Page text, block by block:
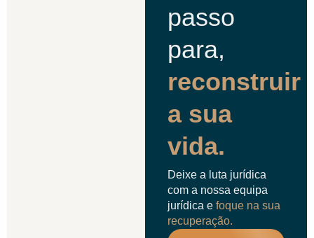
passo
para,
reconstruir
a sua
vida.
Deixe a luta jurídica
com a nossa equipa
jurídica e foque na sua
recuperação.